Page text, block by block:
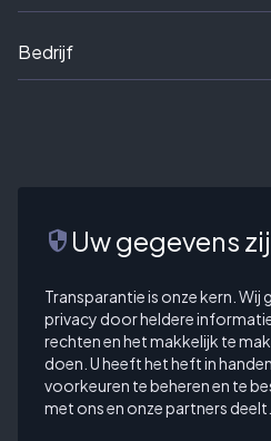
Bedrijf
security Uw gegevens
Transparantie is onze kern. Wij
privacy door heldere
rechten en het makkelijk te
doen. U heeft het heft in
voorkeuren te beheren en te
met ons en onze partners deelt.